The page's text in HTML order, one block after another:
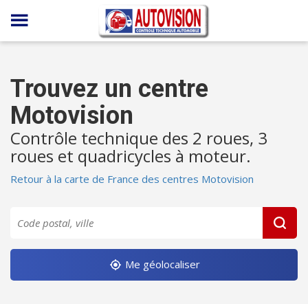
Panneau de gestion des cookies
Trouvez un centre
Motovision
Contrôle technique des 2 roues, 3
roues et quadricycles à moteur.
Retour à la carte de France des centres Motovision
Me géolocaliser